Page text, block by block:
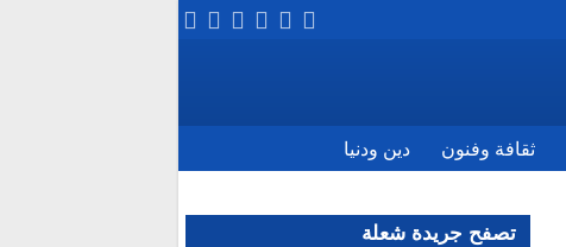
ثقافة وفنون دين ودنيا
تصفح جريدة شعلة